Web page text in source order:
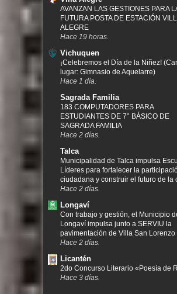
AVANZAN LAS GESTIONES PARA
FUTURA POSTA DE ESTACIÓN
ALEGRE
Hace 19 horas.
Vichuquen
¡Celebremos el Día de la Niñez!
lugar: Gimnasio de Aquelarre)
Hace 1 día.
Sagrada Familia
183 COMPUTADORES PARA
ESTUDIANTES DE 7° BÁSICO DE
SAGRADA FAMILIA
Hace 2 días.
Talca
Municipalidad de Talca impulsa
Líderes para fortalecer la
ciudadana y construir el futuro de la
Hace 2 días.
Longaví
Con trabajo y gestión, el Municipio
Longaví impulsa junto a SERVIU la
pavimentación de Villa San Lorenzo
Hace 2 días.
Licantén
2do Concurso Literario «Poesía de
Hace 3 días.